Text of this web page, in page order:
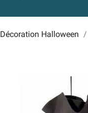
Décoration Halloween